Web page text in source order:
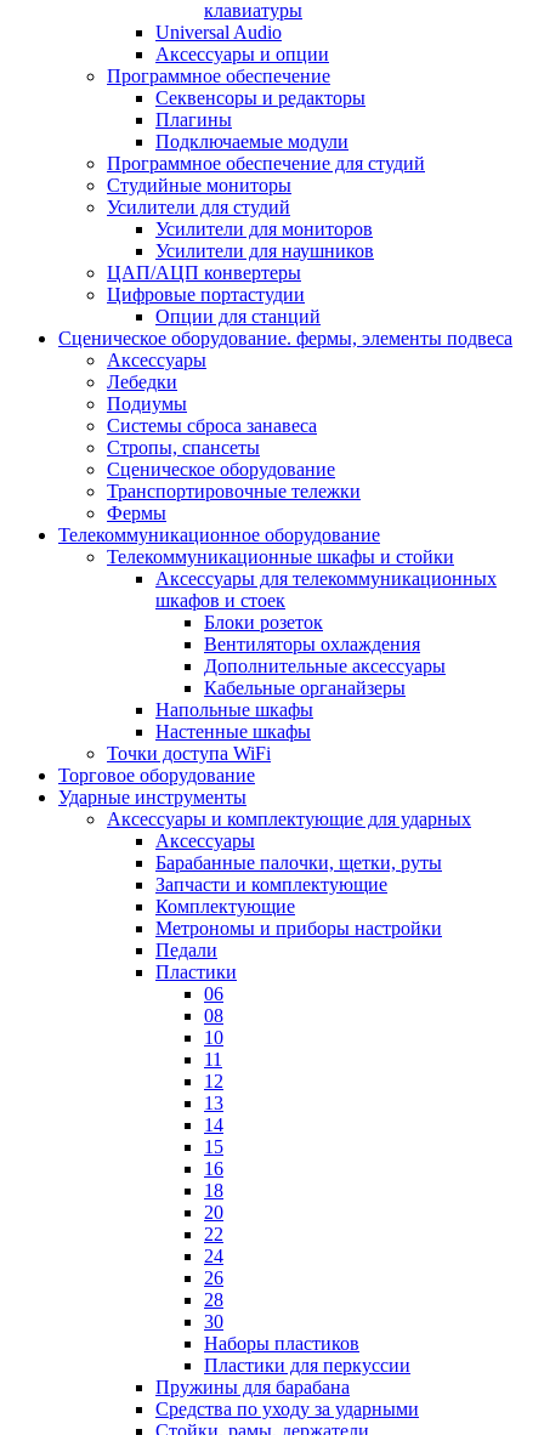
клавиатуры
Universal Audio
Аксессуары и опции
Программное обеспечение
Cеквенсоры и редакторы
Плагины
Подключаемые модули
Программное обеспечение для студий
Студийные мониторы
Усилители для студий
Усилители для мониторов
Усилители для наушников
ЦАП/АЦП конвертеры
Цифровые портастудии
Опции для станций
Сценическое оборудование. фермы, элементы подвеса
Аксессуары
Лебедки
Подиумы
Системы сброса занавеса
Стропы, спансеты
Сценическое оборудование
Транспортировочные тележки
Фермы
Телекоммуникационное оборудование
Телекоммуникационные шкафы и стойки
Аксессуары для телекоммуникационных
шкафов и стоек
Блоки розеток
Вентиляторы охлаждения
Дополнительные аксессуары
Кабельные органайзеры
Напольные шкафы
Настенные шкафы
Точки доступа WiFi
Торговое оборудование
Ударные инструменты
Аксессуары и комплектующие для ударных
Аксессуары
Барабанные палочки, щетки, руты
Запчасти и комплектующие
Комплектующие
Метрономы и приборы настройки
Педали
Пластики
06
08
10
11
12
13
14
15
16
18
20
22
24
26
28
30
Наборы пластиков
Пластики для перкуссии
Пружины для барабана
Средства по уходу за ударными
Стойки, рамы, держатели